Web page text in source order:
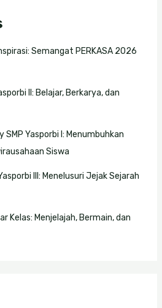
Semangat PERKASA 2026
II: Belajar, Berkarya, dan
SMP Yasporbi I: Menumbuhkan
Siswa
III: Menelusuri Jejak Sejarah
Kelas: Menjelajah, Bermain, dan